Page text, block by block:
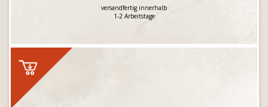
versandfertig innerhalb
1-2 Arbeitstage